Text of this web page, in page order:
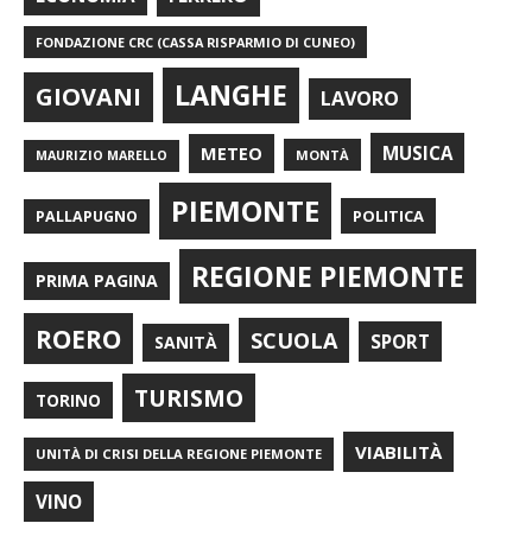
FONDAZIONE CRC (CASSA RISPARMIO DI CUNEO)
GIOVANI LANGHE LAVORO
MAURIZIO MARELLO METEO MONTÀ MUSICA
PALLAPUGNO PIEMONTE POLITICA
PRIMA PAGINA REGIONE PIEMONTE
ROERO SANITÀ SCUOLA SPORT
TORINO TURISMO
UNITÀ DI CRISI DELLA REGIONE PIEMONTE VIABILITÀ
VINO